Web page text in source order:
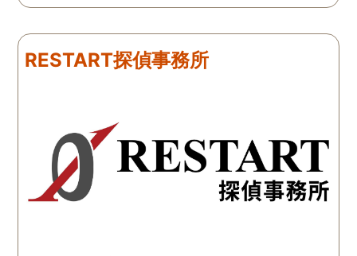
たのですが、見事に探して
ました。うれしくてお互い
に涙の再会でした。 対応し
玉総合情報事務所さんに依
頼させていただき本当に良
かったです。
くれました。探偵事務所
にも関わらず、相談員の
明な点が全くないほどし
かりと説明をしてくれま
た。調査では夫が不倫相
の自宅に頻繁に訪れる様
RESTART探偵事務所